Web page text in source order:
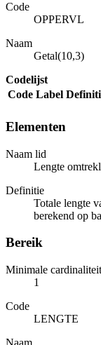
Code
OPPERVL
Naam
Getal(10,3)
Codelijst
Code Label
Elementen
Naam lid
Lengte
Definitie
Totale lengte
berekend op
Bereik
Minimale cardinaliteit
1
Code
LENGTE
Naam